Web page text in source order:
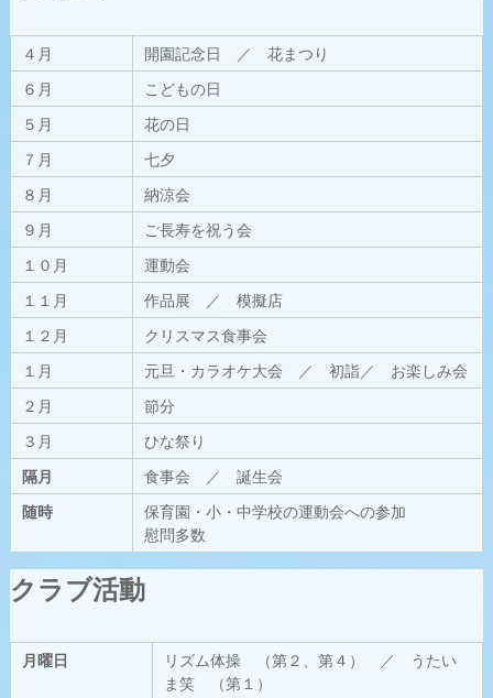
４月
開園記念日 ／ 花まつり
６月
こどもの日
５月
花の日
７月
七夕
８月
納涼会
９月
ご長寿を祝う会
１０月
運動会
１１月
作品展 ／ 模擬店
１２月
クリスマス食事会
１月
元旦・カラオケ大会 ／ 初詣／ お楽しみ会
２月
節分
３月
ひな祭り
隔月
食事会 ／ 誕生会
随時
保育園・小・中学校の運動会への参加
慰問多数
クラブ活動
月曜日
リズム体操 （第２、第４） ／ うたい
ま笑 （第１）